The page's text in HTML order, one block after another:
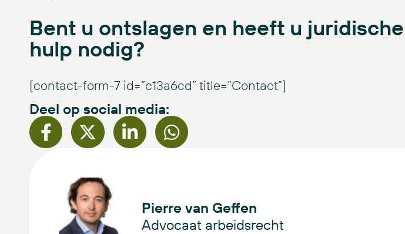
Bent u ontslagen en heeft u juridische
hulp nodig?
[contact-form-7 id=”c13a6cd” title=”Contact”]
Deel op social media:
Pierre van Geffen
Advocaat arbeidsrecht